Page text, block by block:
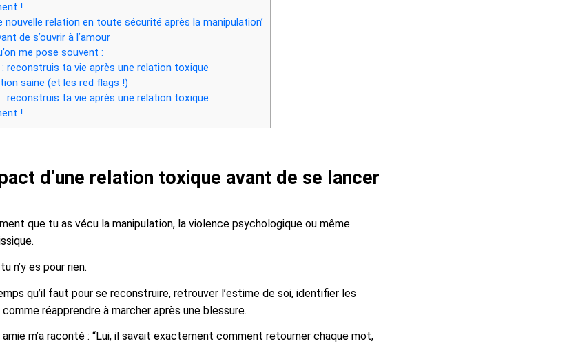
!
nouvelle relation en toute sécurité après la manipulation’
de s’ouvrir à l’amour
me pose souvent :
reconstruis ta vie après une relation toxique
saine (et les red flags !)
reconstruis ta vie après une relation toxique
!
d’une relation toxique avant de se lancer
que tu as vécu la manipulation, la violence psychologique ou même
n’y es pour rien.
qu’il faut pour se reconstruire, retrouver l’estime de soi, identifier les
comme réapprendre à marcher après une blessure.
m’a raconté : “Lui, il savait exactement comment retourner chaque mot,